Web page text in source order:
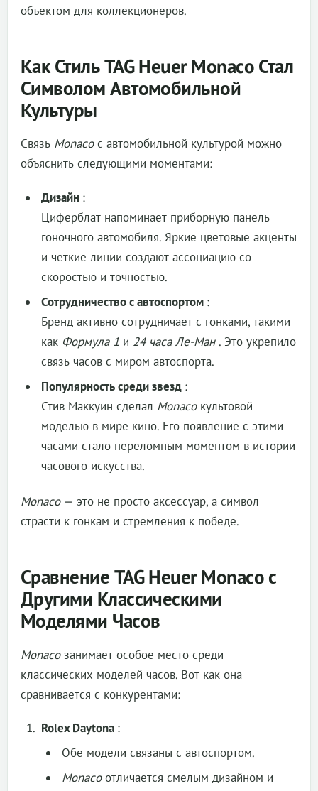
объектом для коллекционеров.
Как Стиль TAG Heuer Monaco Стал
Символом Автомобильной
Культуры
Связь Monacoс автомобильной культурой можно
объяснить следующими моментами:
Дизайн :
Циферблат напоминает приборную панель
гоночного автомобиля. Яркие цветовые акценты
и четкие линии создают ассоциацию со
скоростью и точностью.
Сотрудничество с автоспортом :
Бренд активно сотрудничает с гонками, такими
как Формула 1 и 24 часа Ле-Ман . Это укрепило
связь часов с миром автоспорта.
Популярность среди звезд :
Стив Маккуин сделал Monaco культовой
моделью в мире кино. Его появление с этими
часами стало переломным моментом в истории
часового искусства.
Monaco — это не просто аксессуар, а символ
страсти к гонкам и стремления к победе.
Сравнение TAG Heuer Monaco с
Другими Классическими
Моделями Часов
Monacoзанимает особое место среди
классических моделей часов. Вот как она
сравнивается с конкурентами:
Rolex Daytona :
Обе модели связаны с автоспортом.
Monacoотличается смелым дизайном и